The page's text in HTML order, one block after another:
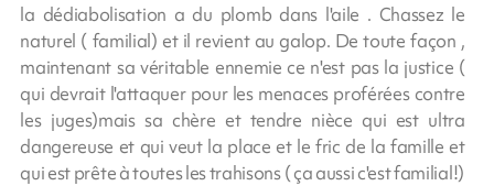
la dédiabolisation a du plomb dans l'aile . Chassez le
naturel ( familial) et il revient au galop. De toute façon ,
maintenant sa véritable ennemie ce n'est pas la justice (
qui devrait l'attaquer pour les menaces proférées contre
les juges)mais sa chère et tendre nièce qui est ultra
dangereuse et qui veut la place et le fric de la famille et
qui est prête à toutes les trahisons ( ça aussi c'est familial!)